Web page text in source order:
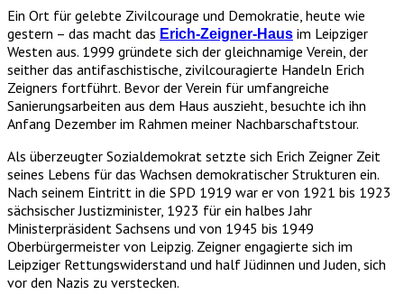
Ein Ort für gelebte Zivilcourage und Demokratie, heute wie
gestern – das macht das Erich-Zeigner-Haus im Leipziger
Westen aus. 1999 gründete sich der gleichnamige Verein, der
seither das antifaschistische, zivilcouragierte Handeln Erich
Zeigners fortführt. Bevor der Verein für umfangreiche
Sanierungsarbeiten aus dem Haus auszieht, besuchte ich ihn
Anfang Dezember im Rahmen meiner Nachbarschaftstour.
Als überzeugter Sozialdemokrat setzte sich Erich Zeigner Zeit
seines Lebens für das Wachsen demokratischer Strukturen ein.
Nach seinem Eintritt in die SPD 1919 war er von 1921 bis 1923
sächsischer Justizminister, 1923 für ein halbes Jahr
Ministerpräsident Sachsens und von 1945 bis 1949
Oberbürgermeister von Leipzig. Zeigner engagierte sich im
Leipziger Rettungswiderstand und half Jüdinnen und Juden, sich
vor den Nazis zu verstecken.